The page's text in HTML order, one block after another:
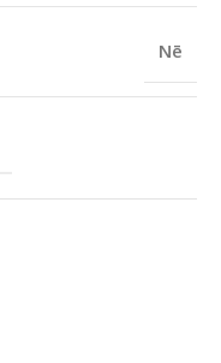
Nē